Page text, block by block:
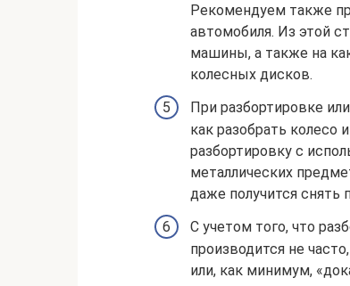
Рекомендуем также
автомобиля. Из этой
машины, а также на
колесных дисков.
При разбортировке
как разобрать колесо
разбортировку с
металлических
даже получится
С учетом того, что
производится не
или, как минимум,